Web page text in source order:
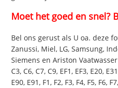
Moet het goed en snel?
Bel ons gerust als U oa. deze
Zanussi, Miel, LG, Samsung,
Siemens en Ariston
C3, C6, C7, C9, EF1, EF3, E20,
E90, E91, F1, F2, F3, F4, F5, F6,